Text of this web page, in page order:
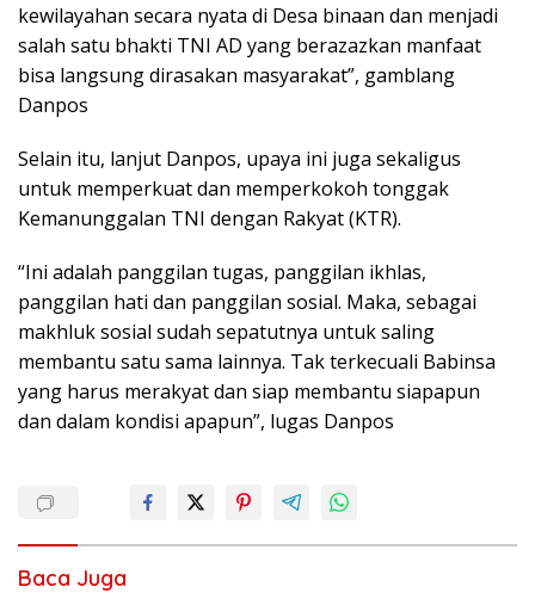
kewilayahan secara nyata di Desa binaan dan menjadi
salah satu bhakti TNI AD yang berazazkan manfaat
bisa langsung dirasakan masyarakat”, gamblang
Danpos
Selain itu, lanjut Danpos, upaya ini juga sekaligus
untuk memperkuat dan memperkokoh tonggak
Kemanunggalan TNI dengan Rakyat (KTR).
“Ini adalah panggilan tugas, panggilan ikhlas,
panggilan hati dan panggilan sosial. Maka, sebagai
makhluk sosial sudah sepatutnya untuk saling
membantu satu sama lainnya. Tak terkecuali Babinsa
yang harus merakyat dan siap membantu siapapun
dan dalam kondisi apapun”, lugas Danpos
Baca Juga